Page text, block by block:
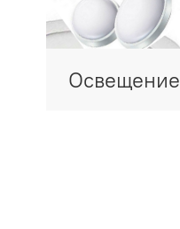
Освещение